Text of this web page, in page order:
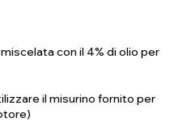
con il 4% di olio per
il misurino fornito per